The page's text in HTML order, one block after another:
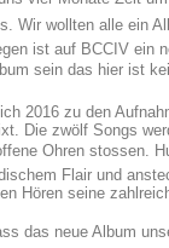
Wir wollten alle ein
ist auf BCCIV ein
sein das hier ist
2016 zu den
Die zwölf Songs
Ohren stossen.
Flair und
Hören seine
das neue Album